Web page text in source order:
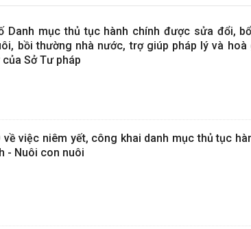
Danh mục thủ tục hành chính được sửa đổi,
bồi thường nhà nước, trợ giúp pháp lý và
Sở Tư pháp
về việc niêm yết, công khai danh mục thủ tục
- Nuôi con nuôi